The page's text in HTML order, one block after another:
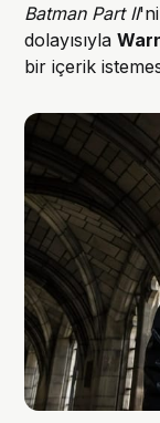
Batman Part II
dolayısıyla
bir içerik